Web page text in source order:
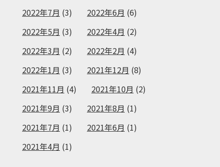
2022年7月 (3) 2022年6月 (6)
2022年5月 (3) 2022年4月 (2)
2022年3月 (2) 2022年2月 (4)
2022年1月 (3) 2021年12月 (8)
2021年11月 (4) 2021年10月 (2)
2021年9月 (3) 2021年8月 (1)
2021年7月 (1) 2021年6月 (1)
2021年4月 (1)